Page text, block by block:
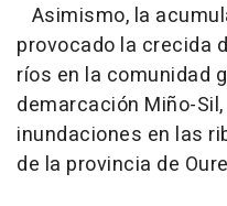
Asimismo, la
provocado la crecida
ríos en la comunidad
demarcación Miño-
inundaciones en las
de la provincia de